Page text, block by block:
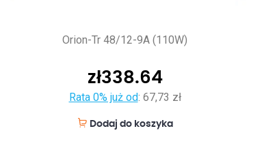
Orion-Tr 48/12-9A (110W)
zł338.64
Rata 0% już od: 67,73 zł
Dodaj do koszyka